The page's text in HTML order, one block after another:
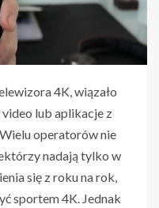
4K, wiązało
lub aplikacje z
operatorów nie
nadają tylko w
się z roku na rok,
sportem 4K. Jednak